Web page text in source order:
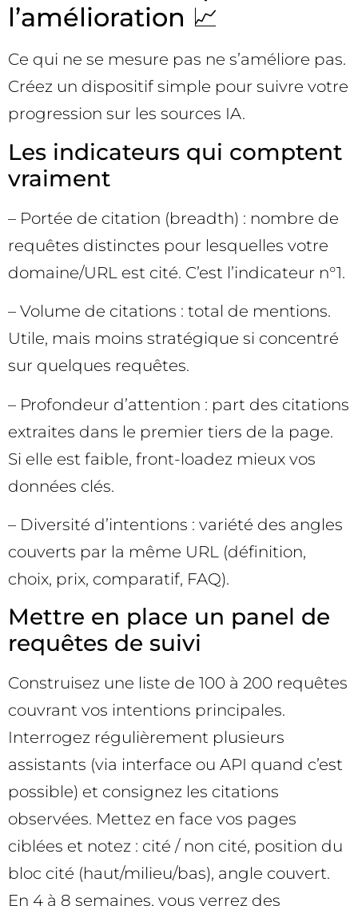
l’amélioration 📈
Ce qui ne se mesure pas ne s’améliore pas.
Créez un dispositif simple pour suivre votre
progression sur les sources IA.
Les indicateurs qui comptent
vraiment
– Portée de citation (breadth) : nombre de
requêtes distinctes pour lesquelles votre
domaine/URL est cité. C’est l’indicateur n°1.
– Volume de citations : total de mentions.
Utile, mais moins stratégique si concentré
sur quelques requêtes.
– Profondeur d’attention : part des citations
extraites dans le premier tiers de la page.
Si elle est faible, front-loadez mieux vos
données clés.
– Diversité d’intentions : variété des angles
couverts par la même URL (définition,
choix, prix, comparatif, FAQ).
Mettre en place un panel de
requêtes de suivi
Construisez une liste de 100 à 200 requêtes
couvrant vos intentions principales.
Interrogez régulièrement plusieurs
assistants (via interface ou API quand c’est
possible) et consignez les citations
observées. Mettez en face vos pages
ciblées et notez : cité / non cité, position du
bloc cité (haut/milieu/bas), angle couvert.
En 4 à 8 semaines, vous verrez des